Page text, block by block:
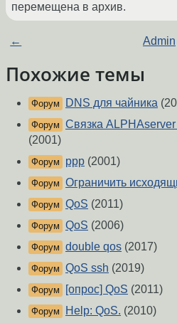
перемещена в архив.
← Admin
Похожие темы
Форум DNS для чайника
Форум Связка
(2001)
Форум ppp (2001)
Форум Ограничить
Форум QoS (2011)
Форум QoS (2006)
Форум double qos (2017)
Форум QoS ssh (2019)
Форум [опрос] QoS (2011)
Форум Help: QoS. (2010)